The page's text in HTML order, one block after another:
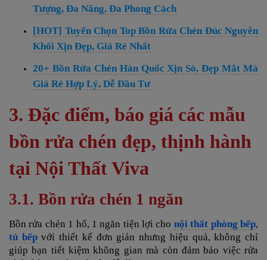
Tượng, Đa Năng, Đa Phong Cách
[HOT] Tuyển Chọn Top Bồn Rửa Chén Đúc Nguyên
Khối Xịn Đẹp, Giá Rẻ Nhất
20+ Bồn Rửa Chén Hàn Quốc Xịn Sò, Đẹp Mắt Mà
Giá Rẻ Hợp Lý, Dễ Đầu Tư
3. Đặc điểm, báo giá các mẫu
bồn rửa chén đẹp, thịnh hành
tại Nội Thất Viva
3.1. Bồn rửa chén 1 ngăn
Bồn rửa chén 1 hố, 1 ngăn tiện lợi cho nội thất phòng bếp,
tủ bếpvới thiết kế đơn giản nhưng hiệu quả, không chỉ
giúp bạn tiết kiệm không gian mà còn đảm bảo việc rửa